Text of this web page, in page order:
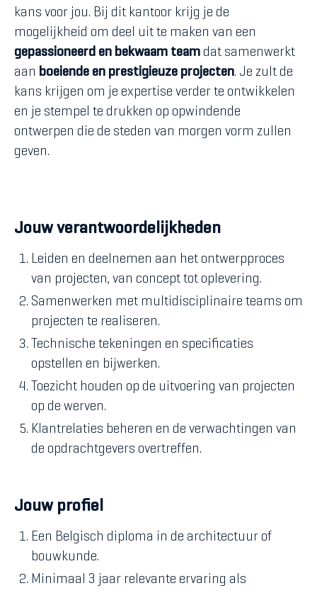
kans voor jou. Bij dit kantoor krijg je de
mogelijkheid om deel uit te maken van een
gepassioneerd en bekwaam team dat samenwerkt
aan boeiende en prestigieuze projecten. Je zult de
kans krijgen om je expertise verder te ontwikkelen
en je stempel te drukken op opwindende
ontwerpen die de steden van morgen vorm zullen
geven.
Jouw verantwoordelijkheden
Leiden en deelnemen aan het ontwerpproces
van projecten, van concept tot oplevering.
Samenwerken met multidisciplinaire teams om
projecten te realiseren.
Technische tekeningen en specificaties
opstellen en bijwerken.
Toezicht houden op de uitvoering van projecten
op de werven.
Klantrelaties beheren en de verwachtingen van
de opdrachtgevers overtreffen.
Jouw profiel
Een Belgisch diploma in de architectuur of
bouwkunde.
Minimaal 3 jaar relevante ervaring als